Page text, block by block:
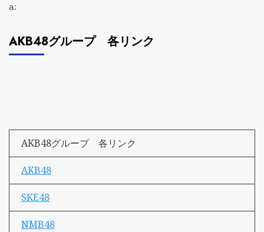
a:
AKB48グループ 各リンク
AKB48グループ 各リンク
AKB48
SKE48
NMB48